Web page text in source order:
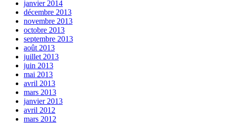
janvier 2014
décembre 2013
novembre 2013
octobre 2013
septembre 2013
août 2013
juillet 2013
juin 2013
mai 2013
avril 2013
mars 2013
janvier 2013
avril 2012
mars 2012